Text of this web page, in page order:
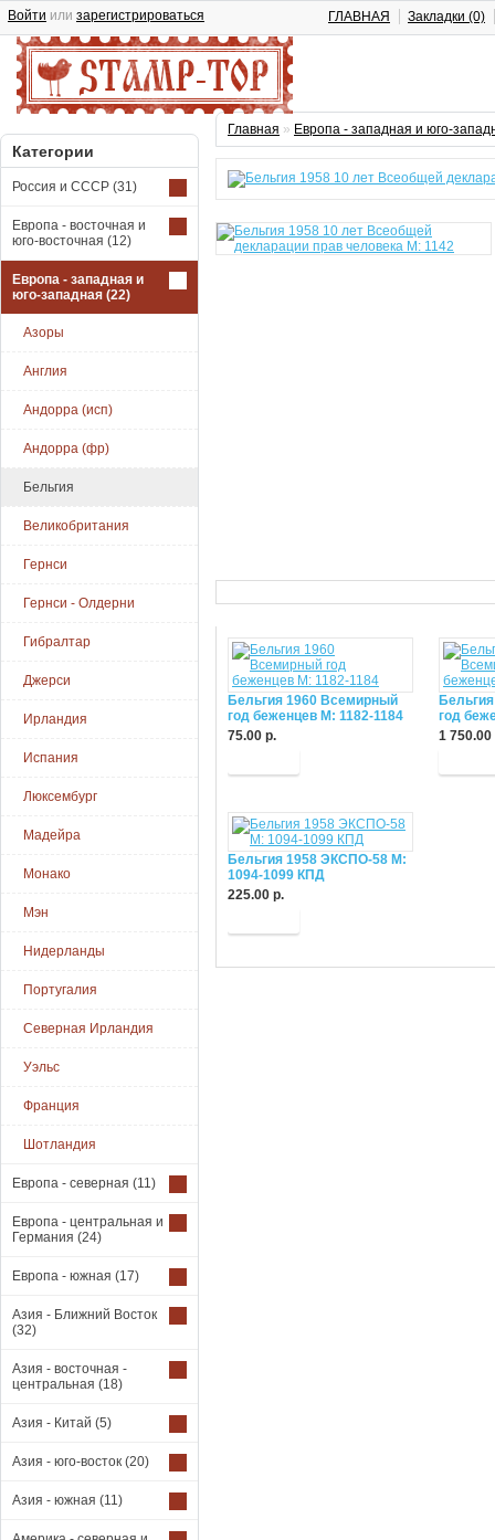
Войти или зарегистрироваться ГЛАВНАЯ Закладки (0)
Категории
Россия и СССР (31)
Европа - восточная и
юго-восточная (12)
Европа - западная и
юго-западная (22)
Азоры
Англия
Андорра (исп)
Андорра (фр)
Бельгия
Великобритания
Гернси
Гернси - Олдерни
Гибралтар
Джерси
Ирландия
Испания
Люксембург
Мадейра
Монако
Мэн
Нидерланды
Португалия
Северная Ирландия
Уэльс
Франция
Шотландия
Европа - северная (11)
Европа - центральная и
Германия (24)
Европа - южная (17)
Азия - Ближний Восток
(32)
Азия - восточная -
центральная (18)
Азия - Китай (5)
Азия - юго-восток (20)
Азия - южная (11)
Главная » Европа - западная и юго-
Бельгия 1960 Всемирный
год беженцев М: 1182-1184
75.00 р.
год
1 750.00
Бельгия 1958 ЭКСПО-58 М:
1094-1099 КПД
225.00 р.